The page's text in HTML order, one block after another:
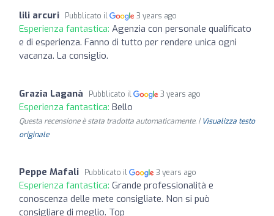
lili arcuri Pubblicato il 3 years ago
Esperienza fantastica: Agenzia con personale qualificato
e di esperienza. Fanno di tutto per rendere unica ogni
vacanza. La consiglio.
Grazia Laganà Pubblicato il 3 years ago
Esperienza fantastica: Bello
Questa recensione è stata tradotta automaticamente. | Visualizza testo
originale
Peppe Mafali Pubblicato il 3 years ago
Esperienza fantastica: Grande professionalità e
conoscenza delle mete consigliate. Non si può
consigliare di meglio. Top